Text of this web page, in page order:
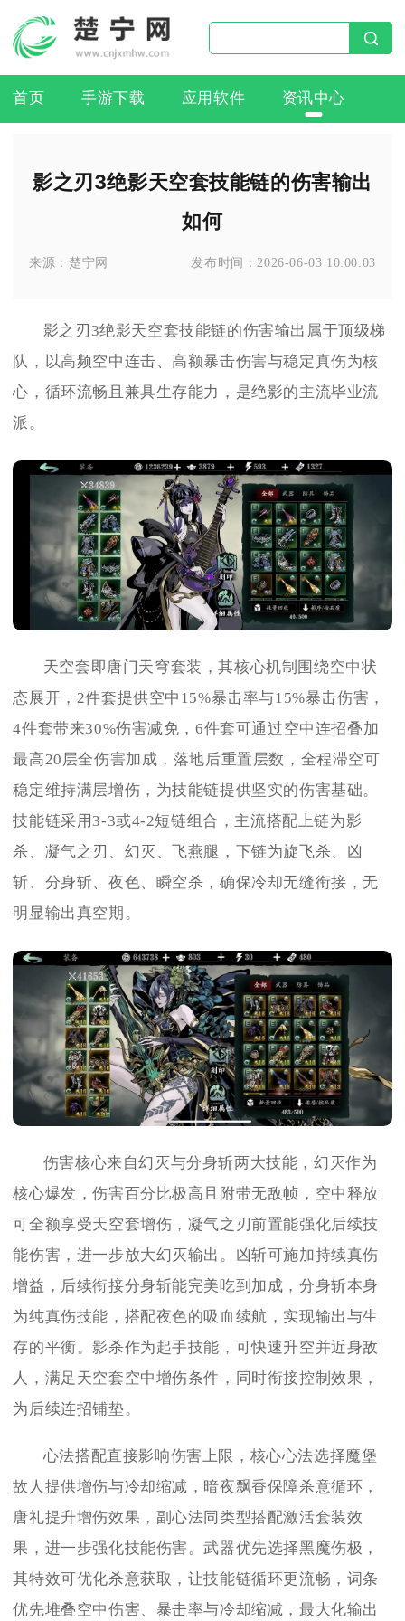
首页 手游下载 应用软件 资讯中心
影之刃3绝影天空套技能链的伤害输出
如何
来源：楚宁网 发布时间： 2026-06-03 10:00:03
影之刃3绝影天空套技能链的伤害输出属于顶级梯
队，以高频空中连击、高额暴击伤害与稳定真伤为核
心，循环流畅且兼具生存能力，是绝影的主流毕业流
派。
天空套即唐门天穹套装，其核心机制围绕空中状
态展开，2件套提供空中15%暴击率与15%暴击伤害，
4件套带来30%伤害减免，6件套可通过空中连招叠加
最高20层全伤害加成，落地后重置层数，全程滞空可
稳定维持满层增伤，为技能链提供坚实的伤害基础。
技能链采用3-3或4-2短链组合，主流搭配上链为影
杀、凝气之刃、幻灭、飞燕腿，下链为旋飞杀、凶
斩、分身斩、夜色、瞬空杀，确保冷却无缝衔接，无
明显输出真空期。
伤害核心来自幻灭与分身斩两大技能，幻灭作为
核心爆发，伤害百分比极高且附带无敌帧，空中释放
可全额享受天空套增伤，凝气之刃前置能强化后续技
能伤害，进一步放大幻灭输出。凶斩可施加持续真伤
增益，后续衔接分身斩能完美吃到加成，分身斩本身
为纯真伤技能，搭配夜色的吸血续航，实现输出与生
存的平衡。影杀作为起手技能，可快速升空并近身敌
人，满足天空套空中增伤条件，同时衔接控制效果，
为后续连招铺垫。
心法搭配直接影响伤害上限，核心心法选择魔堡
故人提供增伤与冷却缩减，暗夜飘香保障杀意循环，
唐礼提升增伤效果，副心法同类型搭配激活套装效
果，进一步强化技能伤害。武器优先选择黑魔伤极，
其特效可优化杀意获取，让技能链循环更流畅，词条
优先堆叠空中伤害、暴击率与冷却缩减，最大化输出